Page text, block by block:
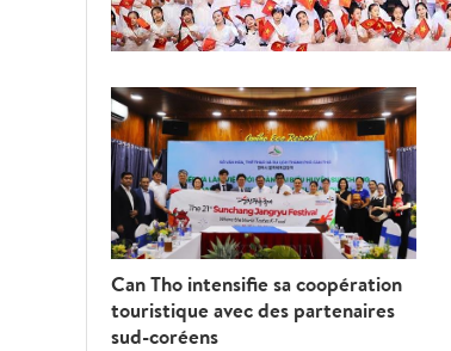
Can Tho intensifie sa coopération
touristique avec des partenaires
sud-coréens